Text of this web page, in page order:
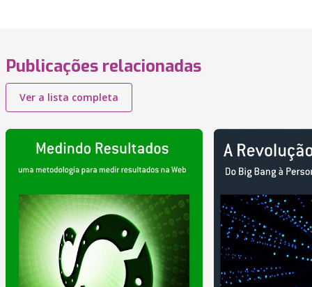
Publicações relacionadas
Ver a lista completa